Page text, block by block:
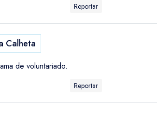
Reportar
Calheta
de voluntariado.
Reportar